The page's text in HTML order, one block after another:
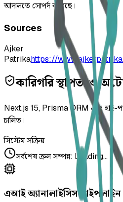
আদালতে সোপর্দ করেছে।
Sources
Ajker
Patrikahttps://
কারিগরি স্থাপত্য ও
Next.js 15, Prisma ORM এবং হাই-
চালিত।
সিস্টেম সক্রিয়
সর্বশেষ ক্রল সম্পন্ন: Loading...
এআই অ্যানালাইসিস পাইপলাইন